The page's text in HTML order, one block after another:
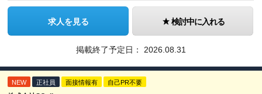
求人を見る 検討中に入れる
掲載終了予定日： 2026.08.31
NEW 正社員 面接情報有 自己PR不要